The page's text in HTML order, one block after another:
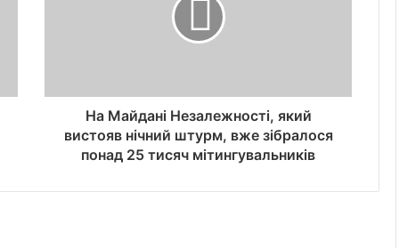
На Майдані Незалежності, який
вистояв нічний штурм, вже зібралося
понад 25 тисяч мітингувальників